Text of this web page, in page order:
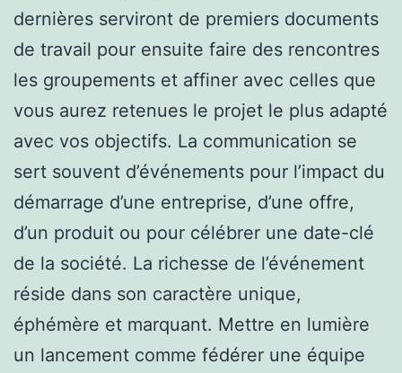
dernières serviront de premiers documents
de travail pour ensuite faire des rencontres
les groupements et affiner avec celles que
vous aurez retenues le projet le plus adapté
avec vos objectifs. La communication se
sert souvent d’événements pour l’impact du
démarrage d’une entreprise, d’une offre,
d’un produit ou pour célébrer une date-clé
de la société. La richesse de l’événement
réside dans son caractère unique,
éphémère et marquant. Mettre en lumière
un lancement comme fédérer une équipe